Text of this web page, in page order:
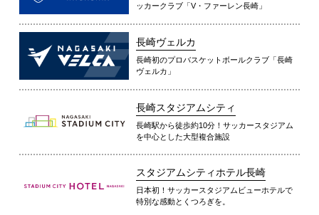
ッカークラブ「V・ファーレン長崎」
長崎ヴェルカ
長崎初のプロバスケットボールクラブ「長崎
ヴェルカ」
長崎スタジアムシティ
長崎駅から徒歩約10分！サッカースタジアム
を中心とした大型複合施設
スタジアムシティホテル長崎
日本初！サッカースタジアムビューホテルで
特別な感動とくつろぎを。